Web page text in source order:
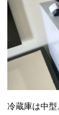
冷蔵庫は中